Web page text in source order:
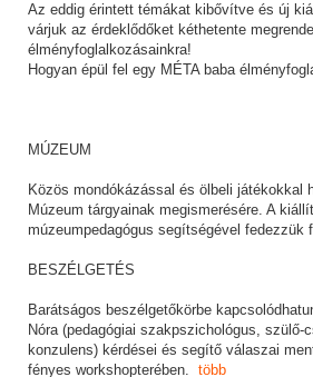
Az eddig érintett témákat kibővítve és új
várjuk az érdeklődőket kéthetente
élményfoglalkozásainkra!
Hogyan épül fel egy MÉTA baba
MÚZEUM
Közös mondókázással és ölbeli játékokkal
Múzeum tárgyainak megismerésére. A
múzeumpedagógus segítségével fedezzük
BESZÉLGETÉS
Barátságos beszélgetőkörbe
Nóra (pedagógiai szakpszichológus, szülő-
konzulens) kérdései és segítő válaszai
fényes workshopterében. több